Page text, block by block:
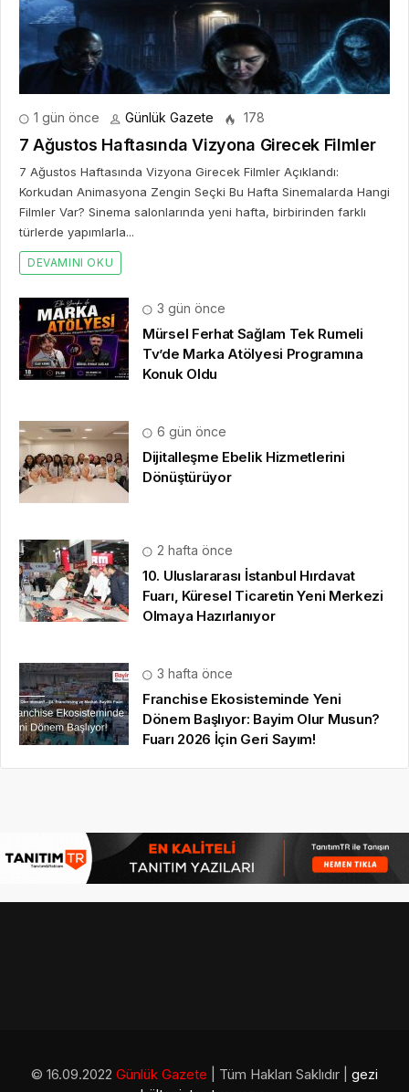
1 gün önce Günlük Gazete 178
7 Ağustos Haftasında Vizyona Girecek Filmler
7 Ağustos Haftasında Vizyona Girecek Filmler Açıklandı:
Korkudan Animasyona Zengin Seçki Bu Hafta Sinemalarda Hangi
Filmler Var? Sinema salonlarında yeni hafta, birbirinden farklı
türlerde yapımlarla...
DEVAMINI OKU
3 gün önce
Mürsel Ferhat Sağlam Tek Rumeli
Tv’de Marka Atölyesi Programına
Konuk Oldu
6 gün önce
Dijitalleşme Ebelik Hizmetlerini
Dönüştürüyor
2 hafta önce
10. Uluslararası İstanbul Hırdavat
Fuarı, Küresel Ticaretin Yeni Merkezi
Olmaya Hazırlanıyor
3 hafta önce
Franchise Ekosisteminde Yeni
Dönem Başlıyor: Bayim Olur Musun?
Fuarı 2026 İçin Geri Sayım!
© 16.09.2022 Günlük Gazete | Tüm Hakları Saklıdır | gezi